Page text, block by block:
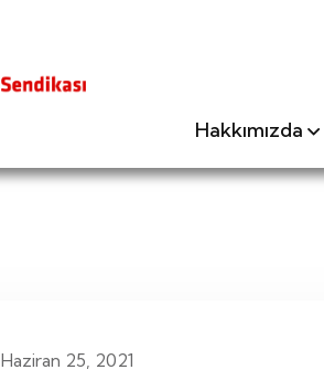
Hakkımızda
Haziran 25, 2021